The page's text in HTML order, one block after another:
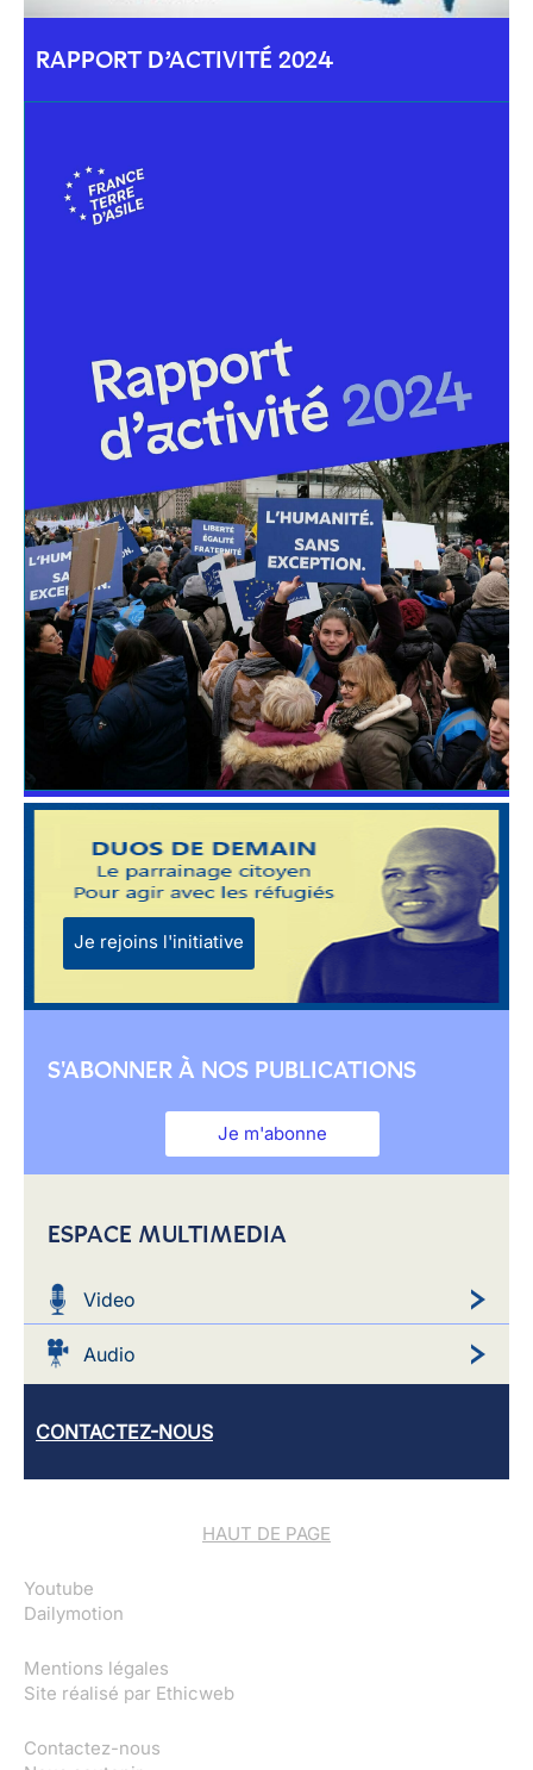
RAPPORT D’ACTIVITÉ 2024
Je rejoins l'initiative
S'ABONNER À NOS PUBLICATIONS
Je m'abonne
ESPACE MULTIMEDIA
Video
Audio
CONTACTEZ-NOUS
HAUT DE PAGE
Youtube
Dailymotion
Mentions légales
Site réalisé par Ethicweb
Contactez-nous